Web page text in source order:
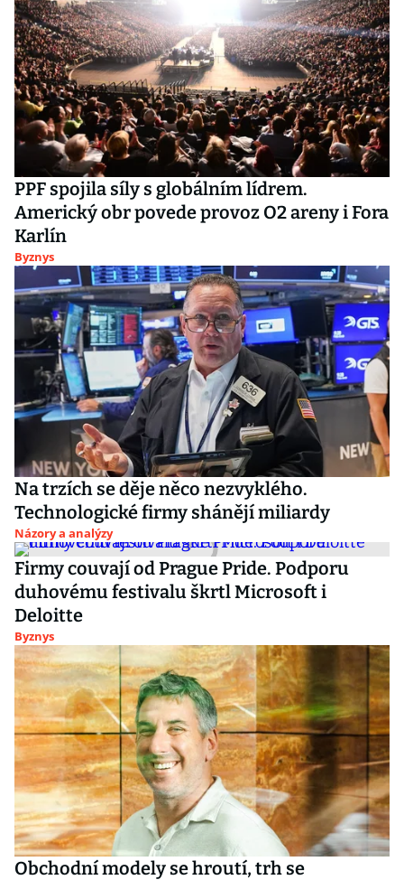
PPF spojila síly s globálním lídrem.
Americký obr povede provoz O2 areny i Fora
Karlín
Byznys
Na trzích se děje něco nezvyklého.
Technologické firmy shánějí miliardy
Názory a analýzy
Firmy couvají od Prague Pride. Podporu
duhovému festivalu škrtl Microsoft i
Deloitte
Byznys
Obchodní modely se hroutí, trh se